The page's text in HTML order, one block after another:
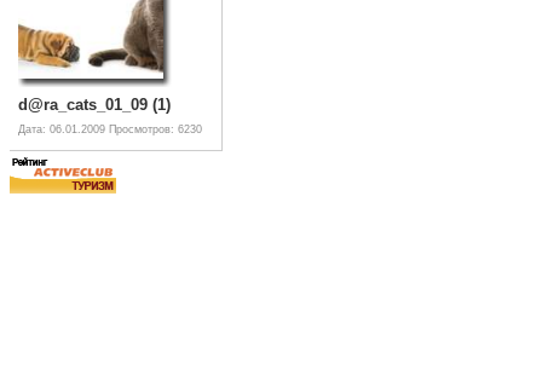
d@ra_cats_01_09 (1)
Дата: 06.01.2009 Просмотров: 6230